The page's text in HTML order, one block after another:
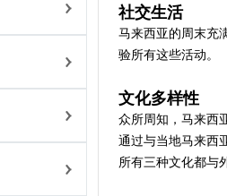
社交生活
马来西亚的周末充
验所有这些活动。
文化多样性
众所周知，马来西
通过与当地马来西
所有三种文化都与